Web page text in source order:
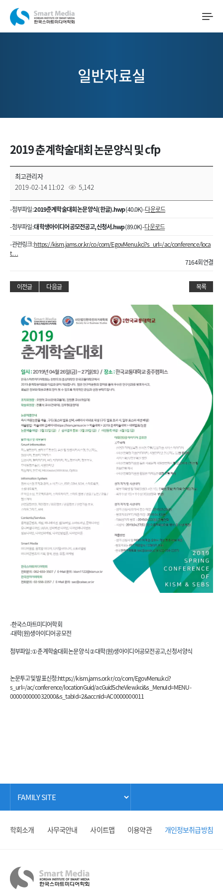
일반자료실
2019 춘계학술대회 논문양식 및 cfp
최고관리자
2019-02-14 11:02
5,142
- 첨부파일 :2019춘계학술대회 논문 양식(한글).hwp(40.0K) -다운로드
- 첨부파일 :대학생아이디어공모전공고,신청서.hwp(89.0K) -다운로드
- 관련링크 :https://kism.jams.or.kr/co/com/EgovMenu.kci?s_url=/ac/conference/loca
t…
7164회 연결
이전글 다음글 목록
-한국스마트미디어학회
-대학(원)생 아이디어 공모전
첨부파일 : ① 춘계학술대회 논문 양식 ② 대학(원)생 아이디어공모전 공고, 신청서 양식
논문투고 및 발표신청:https://kism.jams.or.kr/co/com/EgovMenu.kci?
s_url=/ac/conference/locationGuid/acGuidScheView.kci&s_MenuId=MENU-
000000000032000&s_tabId=2&accnId=AC0000000011
학회소개 사무국안내 사이트맵 이용약관 개인정보취급방침